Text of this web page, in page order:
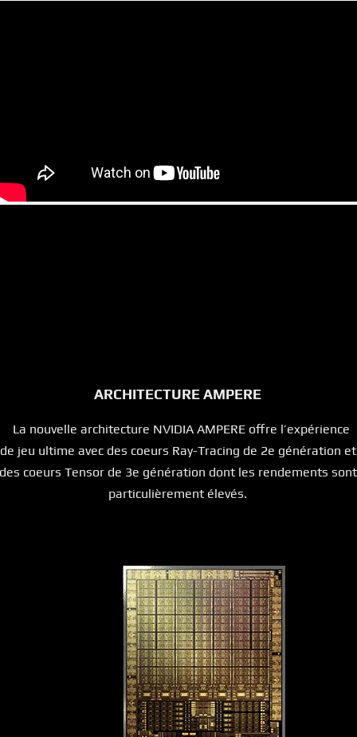
ARCHITECTURE AMPERE
La nouvelle architecture NVIDIA AMPERE offre l’expérience
de jeu ultime avec des coeurs Ray-Tracing de 2e génération et
coeurs Tensor de 3e génération dont les rendements sont
particulièrement élevés.